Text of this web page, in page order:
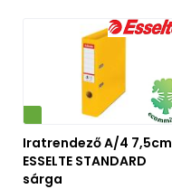
Iratrendező A/4 7,5cm
ESSELTE STANDARD
sárga
Környezetbarát